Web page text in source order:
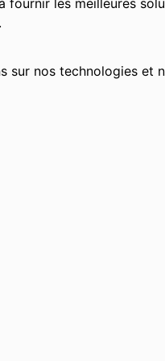
fournir les meilleures
sur nos technologies et